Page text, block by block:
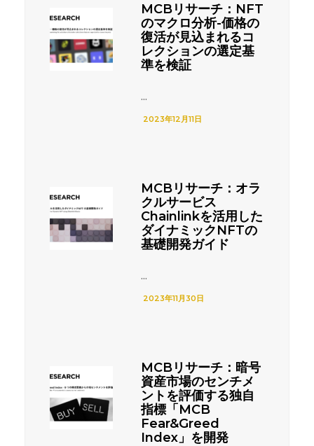
MCBリサーチ：NFT
のマクロ分析-価格の
復活が見込まれるコ
レクションの選定基
準を検証
...
2023年12月11日
MCBリサーチ：オラ
クルサービス
Chainlinkを活用した
ダイナミックNFTの
基礎開発ガイド
...
2023年11月30日
MCBリサーチ：暗号
資産市場のセンチメ
ントを評価する独自
指標「MCB
Fear&Greed
Index」を開発